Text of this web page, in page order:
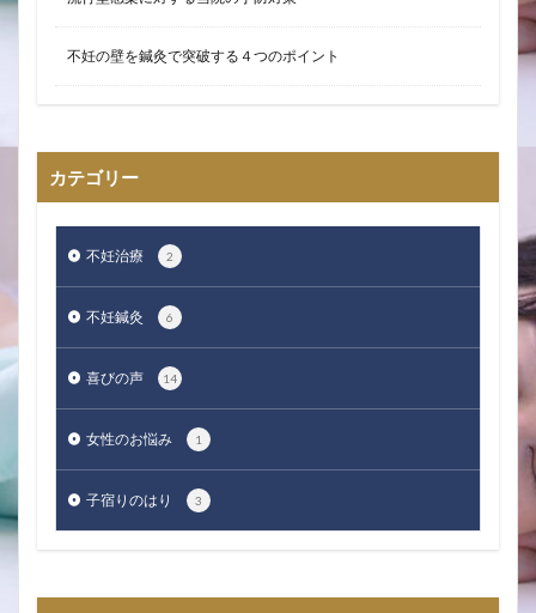
不妊の壁を鍼灸で突破する４つのポイント
カテゴリー
不妊治療 2
不妊鍼灸 6
喜びの声 14
女性のお悩み 1
子宿りのはり 3